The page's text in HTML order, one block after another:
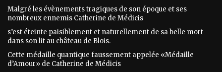
Malgré les évènements tragiques de son époque et ses
nombreux ennemis Catherine de Médicis
s’est éteinte paisiblement et naturellement de sa belle mort
dans son lit au château de Blois.
Cette médaille quantique faussement appelée «Médaille
d’Amour» de Catherine de Médicis